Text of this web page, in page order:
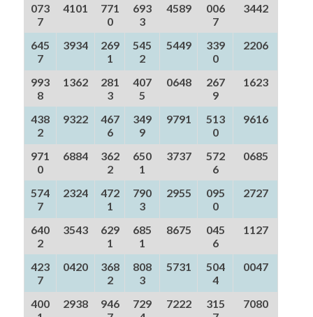
073
7
4101
771
0
693
3
4589
006
7
3442
645
7
3934
269
1
545
2
5449
339
0
2206
993
8
1362
281
3
407
5
0648
267
9
1623
438
2
9322
467
6
349
9
9791
513
0
9616
971
0
6884
362
2
650
1
3737
572
6
0685
574
7
2324
472
1
790
3
2955
095
0
2727
640
2
3543
629
1
685
1
8675
045
6
1127
423
7
0420
368
2
808
3
5731
504
4
0047
400
2938
946
729
7222
315
7080